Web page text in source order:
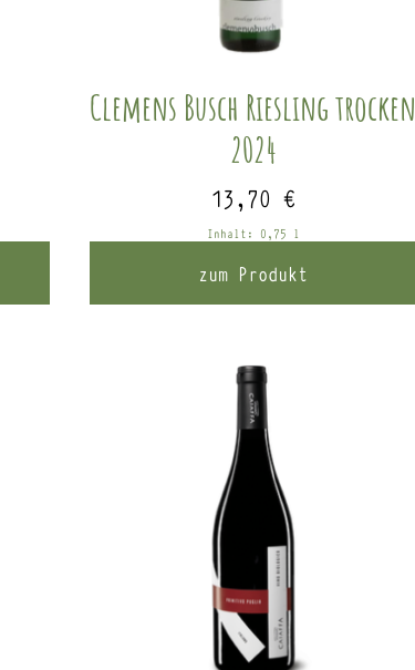
Clemens Busch Riesling trocken
2024
13,70€
Inhalt: 0,75 l
zum Produkt